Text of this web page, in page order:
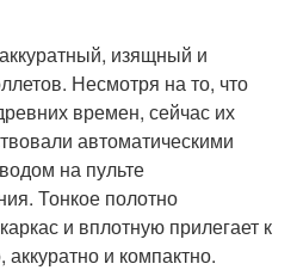
изящный и
Несмотря на то, что
времен, сейчас их
автоматическими
на пульте
Тонкое полотно
и вплотную прилегает к
и компактно.